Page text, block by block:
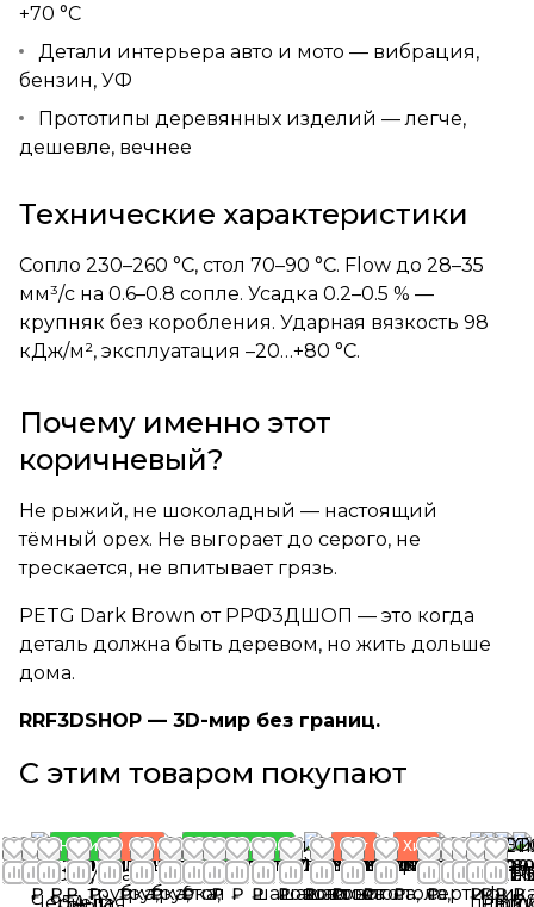
+70 °C
Детали интерьера авто и мото — вибрация,
бензин, УФ
Прототипы деревянных изделий — легче,
дешевле, вечнее
Технические характеристики
Сопло 230–260 °C, стол 70–90 °C. Flow до 28–35
мм³/с на 0.6–0.8 сопле. Усадка 0.2–0.5 % —
крупняк без коробления. Ударная вязкость 98
кДж/м², эксплуатация –20…+80 °C.
Почему именно этот
коричневый?
Не рыжий, не шоколадный — настоящий
тёмный орех. Не выгорает до серого, не
трескается, не впитывает грязь.
PETG Dark Brown от РРФ3ДШОП — это когда
деталь должна быть деревом, но жить дольше
дома.
RRF3DSHOP — 3D-мир без границ.
С этим товаром покупают
165
₽
Новинка
1 200
₽
130
₽
130
₽
Хит
130
₽
130
₽
Новинка
2 700
₽
Новинка
1 350
₽
1 050
₽
150
₽
137
₽
105
₽
Хит
3 000
₽
2 500
₽
Хит
2 700
₽
1 000
₽
800
₽
800
₽
800
₽₽